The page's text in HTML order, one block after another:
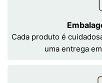
Cada produto é
uma entrega